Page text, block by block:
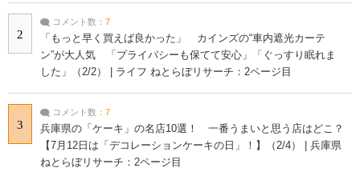
2
コメント数： 7
「もっと早く買えば良かった」 カインズの“車内遮光カーテ
ン”が大人気 「プライバシーも保てて安心」「ぐっすり眠れま
した」（2/2） | ライフ ねとらぼリサーチ：2ページ目
3
コメント数： 7
兵庫県の「ケーキ」の名店10選！ 一番うまいと思う店はどこ？
【7月12日は「デコレーションケーキの日」！】（2/4） | 兵庫県
ねとらぼリサーチ：2ページ目